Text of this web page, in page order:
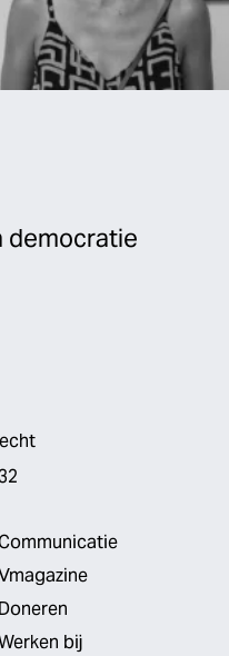
democratie
Doneren
bij